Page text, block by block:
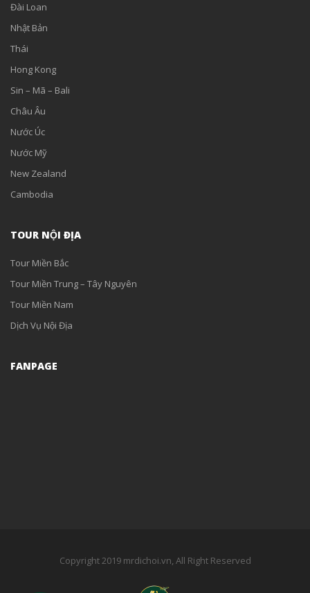
Đài Loan
Nhật Bản
Thái
Hong Kong
Sin – Mã – Bali
Châu Âu
Nước Úc
Nước Mỹ
New Zealand
Cambodia
TOUR NỘI ĐỊA
Tour Miền Bắc
Tour Miền Trung – Tây Nguyên
Tour Miền Nam
Dịch Vụ Nội Địa
FANPAGE
Copyright 2019 mrdichoi.vn, All Right Reserved